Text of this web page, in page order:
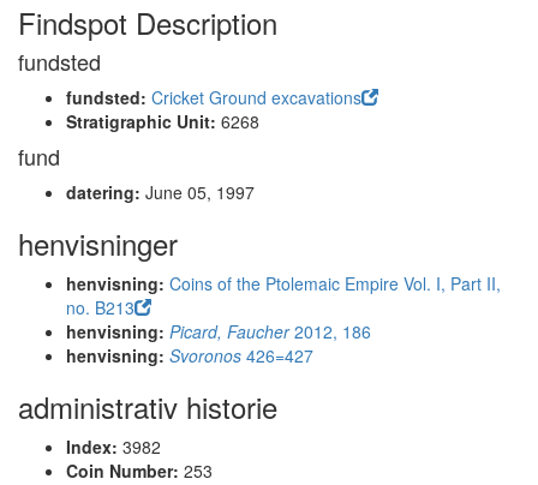
Findspot Description
fundsted
fundsted: Cricket Ground excavations
Stratigraphic Unit: 6268
fund
datering: June 05, 1997
henvisninger
henvisning: Coins of the Ptolemaic Empire Vol. I, Part II,
no. B213
henvisning: Picard, Faucher2012, 186
henvisning: Svoronos 426=427
administrativ historie
Index: 3982
Coin Number: 253